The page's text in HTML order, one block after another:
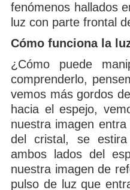
fenómenos hallados
luz con parte frontal
Cómo funciona la
¿Cómo puede
comprenderlo,
vemos más gordos
hacia el espejo,
nuestra imagen
del cristal, se
ambos lados del
nuestra imagen de
pulso de luz que